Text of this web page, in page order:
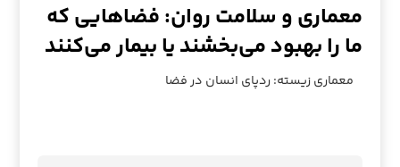
معماری و سلامت روان: فضاهایی که
ما را بهبود می‌بخشند یا بیمار می‌کنند
معماری زیسته: ردپای انسان در فضا